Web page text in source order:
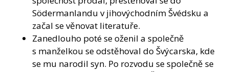
Södermanlandu v jihovýchodním Švédsku a
začal se věnovat literatuře.
Zanedlouho poté se oženil a společně
s manželkou se odstěhoval do Švýcarska, kde
se mu narodil syn. Po rozvodu se společně se